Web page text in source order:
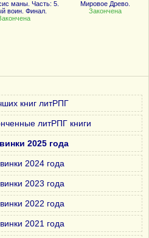
маны. Часть: 5.
воин. Финал.
Мировое Древо.
Закончена
книг литРПГ
литРПГ книги
2025 года
2024 года
2023 года
2022 года
2021 года